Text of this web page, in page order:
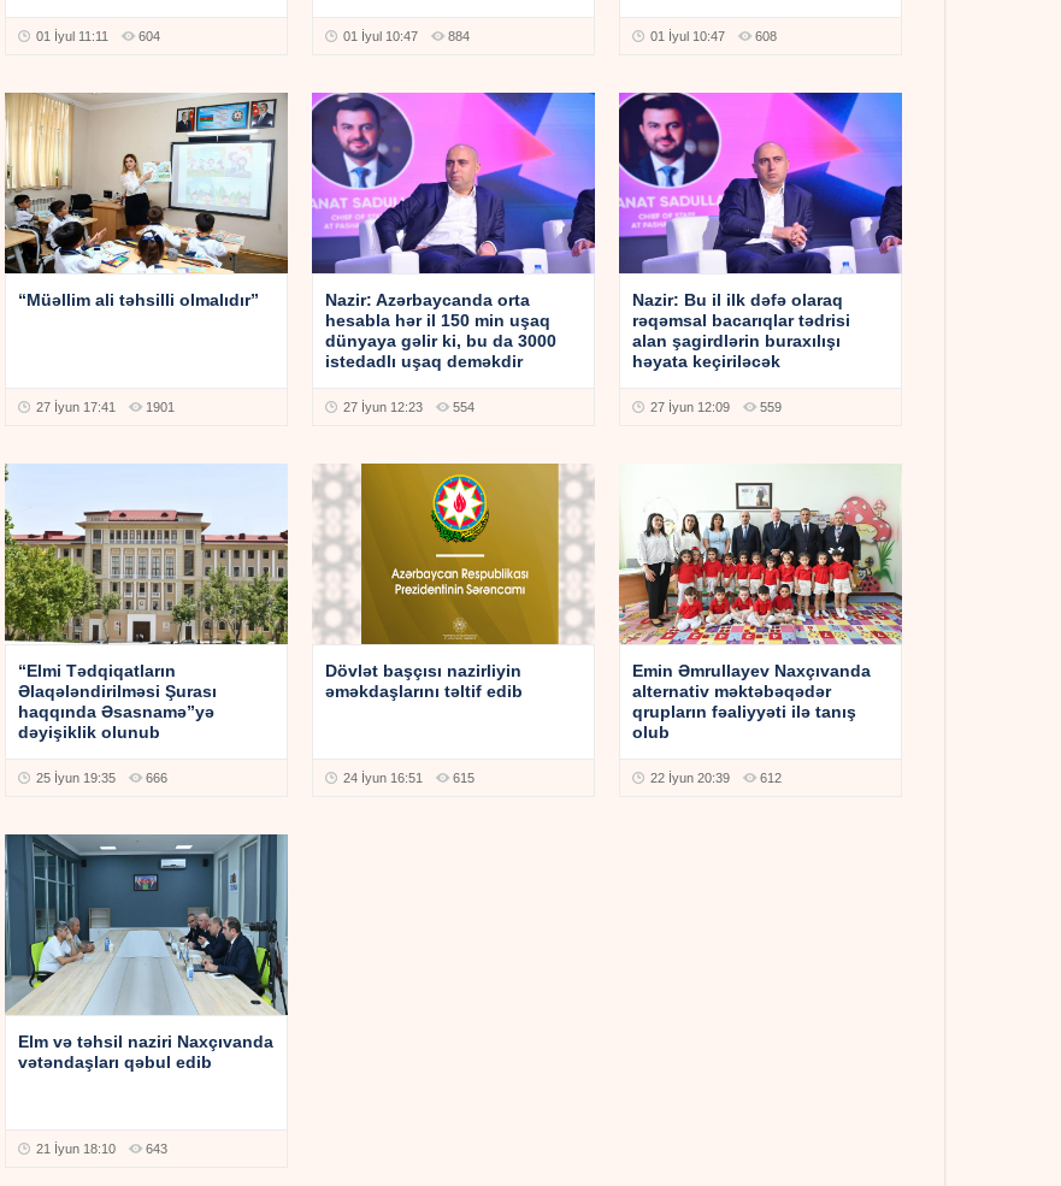
01 İyul 11:11 604 01 İyul 10:47 884 01 İyul 10:47 608
“Müəllim ali təhsilli olmalıdır”
27 İyun 17:41 1901
Nazir: Azərbaycanda orta
hesabla hər il 150 min uşaq
dünyaya gəlir ki, bu da 3000
istedadlı uşaq deməkdir
27 İyun 12:23 554
Nazir: Bu il ilk dəfə olaraq
rəqəmsal bacarıqlar tədrisi
alan şagirdlərin buraxılışı
həyata keçiriləcək
27 İyun 12:09 559
“Elmi Tədqiqatların
Əlaqələndirilməsi Şurası
haqqında Əsasnamə”yə
dəyişiklik olunub
25 İyun 19:35 666
Dövlət başçısı nazirliyin
əməkdaşlarını təltif edib
24 İyun 16:51 615
Emin Əmrullayev Naxçıvanda
alternativ məktəbəqədər
qrupların fəaliyyəti ilə tanış
olub
22 İyun 20:39 612
Elm və təhsil naziri Naxçıvanda
vətəndaşları qəbul edib
21 İyun 18:10 643